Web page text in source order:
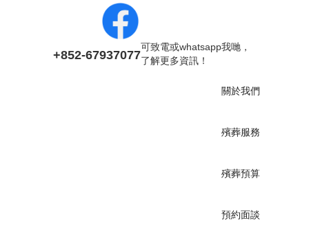
關於我們
殯葬服務
殯葬預算
預約面談
+852-67937077
可致電或whatsapp我哋，
了解更多資訊！